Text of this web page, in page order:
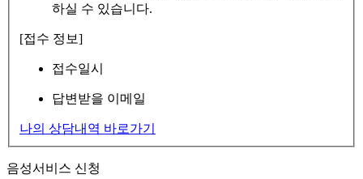
하실 수 있습니다.
[접수 정보]
접수일시
답변받을 이메일
나의 상담내역 바로가기
음성서비스 신청